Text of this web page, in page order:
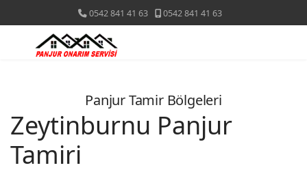
0542 841 41 63 0542 841 41 63
Panjur Tamir Bölgeleri
Zeytinburnu Panjur
Tamiri